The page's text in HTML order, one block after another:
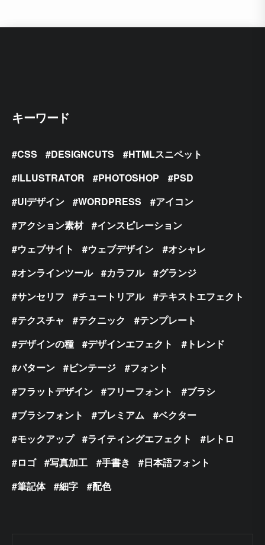
キーワード
CSS DESIGNCUTS
HTMLスニペット
ILLUSTRATOR
PHOTOSHOP
PSD
UIデザイン
WORDPRESS
アイコン
アクション素材
インスピレーション
ウェブサイト
ウェブデザイン
オシャレ
オンラインツール
カラフル
グランジ
サンセリフ
チュートリアル
テキストエフェクト
テクスチャ
テクニック
テンプレート
デザインの種
デザインエフェクト
トレンド
パターン
ビンテージ
フォント
フラットデザイン
フリーフォント
ブラシ
ブラシフォント
プレミアム
ベクター
モックアップ
ライティングエフェクト
レトロ
ロゴ
写真加工 手書き
日本語フォント
筆記体
細字 配色